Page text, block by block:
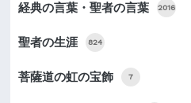
経典の言葉・聖者の言葉 2016
聖者の生涯 824
菩薩道の虹の宝飾 7